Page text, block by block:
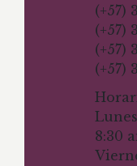
(+57)
(+57)
(+57)
(+57)
8:30